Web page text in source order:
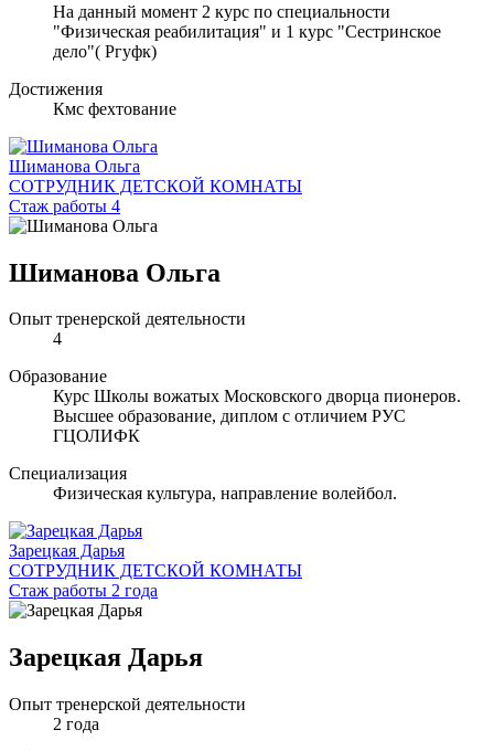
На данный момент 2 курс по специальности
"Физическая реабилитация" и 1 курс "Сестринское
дело"( Ргуфк)
Достижения
Кмс фехтование
Шиманова Ольга
СОТРУДНИК ДЕТСКОЙ КОМНАТЫ
Стаж работы 4
Шиманова Ольга
Опыт тренерской деятельности
4
Образование
Курс Школы вожатых Московского дворца пионеров.
Высшее образование, диплом с отличием РУС
ГЦОЛИФК
Специализация
Физическая культура, направление волейбол.
Зарецкая Дарья
СОТРУДНИК ДЕТСКОЙ КОМНАТЫ
Стаж работы 2 года
Зарецкая Дарья
Опыт тренерской деятельности
2 года